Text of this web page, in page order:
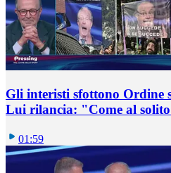
Gli interisti sfottono Ordine
Lui rilancia: "Come al
01:59